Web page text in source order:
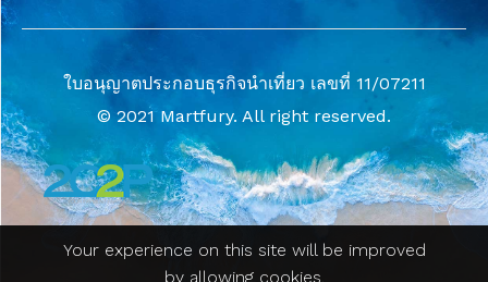
ใบอนุญาตประกอบธุรกิจนำเที่ยว เลขที่ 11/07211
© 2021 Martfury. All right reserved.
Your experience on this site will be improved
by allowing cookies.